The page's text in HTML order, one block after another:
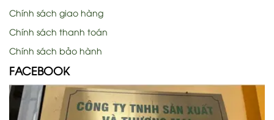
Chính sách giao hàng
Chính sách thanh toán
Chính sách bảo hành
FACEBOOK